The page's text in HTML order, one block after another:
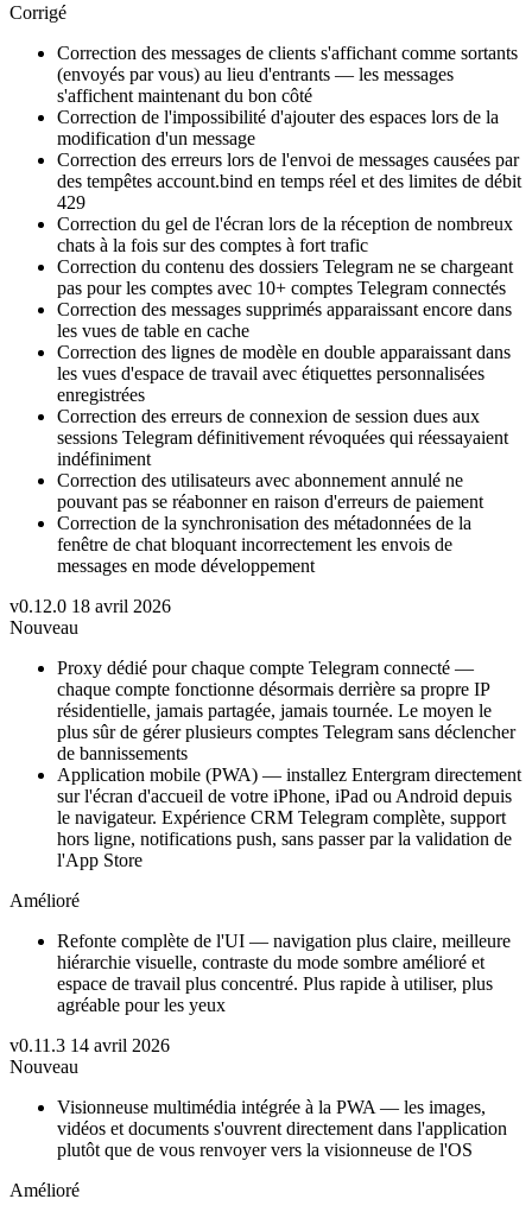
Corrigé
Correction des messages de clients s'affichant comme sortants
(envoyés par vous) au lieu d'entrants — les messages
s'affichent maintenant du bon côté
Correction de l'impossibilité d'ajouter des espaces lors de la
modification d'un message
Correction des erreurs lors de l'envoi de messages causées par
des tempêtes account.bind en temps réel et des limites de débit
429
Correction du gel de l'écran lors de la réception de nombreux
chats à la fois sur des comptes à fort trafic
Correction du contenu des dossiers Telegram ne se chargeant
pas pour les comptes avec 10+ comptes Telegram connectés
Correction des messages supprimés apparaissant encore dans
les vues de table en cache
Correction des lignes de modèle en double apparaissant dans
les vues d'espace de travail avec étiquettes personnalisées
enregistrées
Correction des erreurs de connexion de session dues aux
sessions Telegram définitivement révoquées qui réessayaient
indéfiniment
Correction des utilisateurs avec abonnement annulé ne
pouvant pas se réabonner en raison d'erreurs de paiement
Correction de la synchronisation des métadonnées de la
fenêtre de chat bloquant incorrectement les envois de
messages en mode développement
v0.12.0 18 avril 2026
Nouveau
Proxy dédié pour chaque compte Telegram connecté —
chaque compte fonctionne désormais derrière sa propre IP
résidentielle, jamais partagée, jamais tournée. Le moyen le
plus sûr de gérer plusieurs comptes Telegram sans déclencher
de bannissements
Application mobile (PWA) — installez Entergram directement
sur l'écran d'accueil de votre iPhone, iPad ou Android depuis
le navigateur. Expérience CRM Telegram complète, support
hors ligne, notifications push, sans passer par la validation de
l'App Store
Amélioré
Refonte complète de l'UI — navigation plus claire, meilleure
hiérarchie visuelle, contraste du mode sombre amélioré et
espace de travail plus concentré. Plus rapide à utiliser, plus
agréable pour les yeux
v0.11.3 14 avril 2026
Nouveau
Visionneuse multimédia intégrée à la PWA — les images,
vidéos et documents s'ouvrent directement dans l'application
plutôt que de vous renvoyer vers la visionneuse de l'OS
Amélioré